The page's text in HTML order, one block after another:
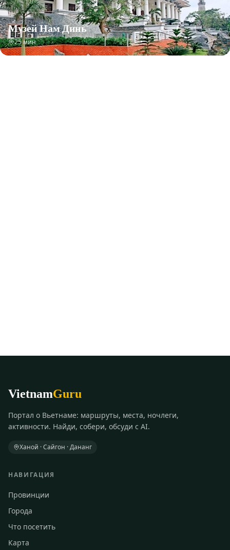
Музей Нам Динь
25 мин
VietnamGuru
Портал о Вьетнаме: маршруты, места, ночлеги,
активности. Найди, собери, обсуди с AI.
Ханой · Сайгон · Дананг
НАВИГАЦИЯ
Провинции
Города
Что посетить
Карта